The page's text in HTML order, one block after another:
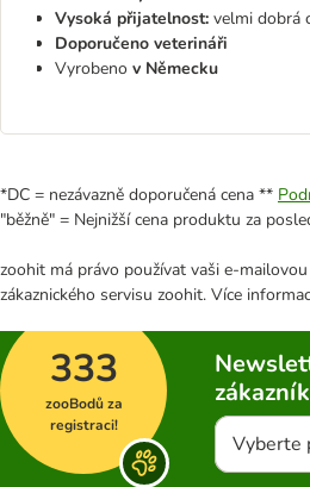
Vysoká přijatelnost: velmi dobrá
Doporučeno veterináři
Vyrobeno v Německu
*DC = nezávazně doporučená cena **
"běžně" = Nejnižší cena produktu za
zoohit má právo používat vaši e-
zákaznického servisu zoohit. Více
333
zooBodů za
registraci!
Vyberte